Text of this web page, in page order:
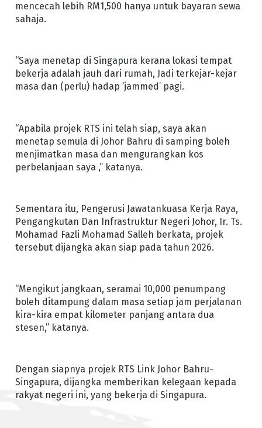
mencecah lebih RM1,500 hanya untuk bayaran sewa
sahaja.
“Saya menetap di Singapura kerana lokasi tempat
bekerja adalah jauh dari rumah, Jadi terkejar-kejar
masa dan (perlu) hadap ‘jammed’ pagi.
“Apabila projek RTS ini telah siap, saya akan
menetap semula di Johor Bahru di samping boleh
menjimatkan masa dan mengurangkan kos
perbelanjaan saya ,” katanya.
Sementara itu, Pengerusi Jawatankuasa Kerja Raya,
Pengangkutan Dan Infrastruktur Negeri Johor, Ir. Ts.
Mohamad Fazli Mohamad Salleh berkata, projek
tersebut dijangka akan siap pada tahun 2026.
“Mengikut jangkaan, seramai 10,000 penumpang
boleh ditampung dalam masa setiap jam perjalanan
kira-kira empat kilometer panjang antara dua
stesen,” katanya.
Dengan siapnya projek RTS Link Johor Bahru-
Singapura, dijangka memberikan kelegaan kepada
rakyat negeri ini, yang bekerja di Singapura.